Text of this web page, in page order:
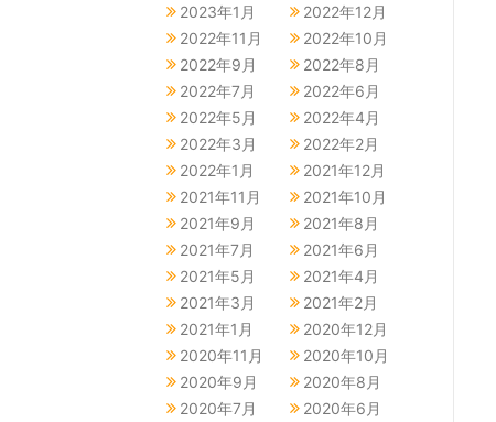
2023年1月
2022年12月
2022年11月
2022年10月
2022年9月
2022年8月
2022年7月
2022年6月
2022年5月
2022年4月
2022年3月
2022年2月
2022年1月
2021年12月
2021年11月
2021年10月
2021年9月
2021年8月
2021年7月
2021年6月
2021年5月
2021年4月
2021年3月
2021年2月
2021年1月
2020年12月
2020年11月
2020年10月
2020年9月
2020年8月
2020年7月
2020年6月